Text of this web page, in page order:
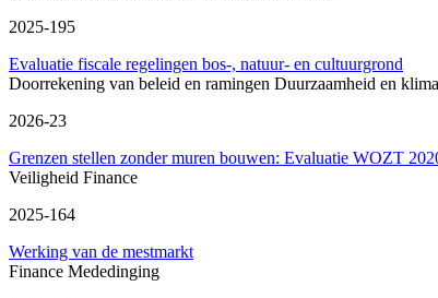
2025-195
Evaluatie fiscale regelingen bos-, natuur- en cultuurgrond
Doorrekening van beleid en ramingen Duurzaamheid en
2026-23
Grenzen stellen zonder muren bouwen: Evaluatie WOZT
Veiligheid Finance
2025-164
Werking van de mestmarkt
Finance Mededinging